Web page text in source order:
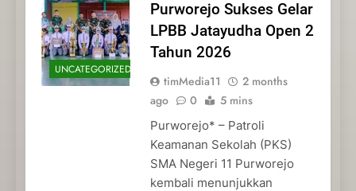
UNCATEGORIZED
Purworejo Sukses Gelar
LPBB Jatayudha Open 2
Tahun 2026
timMedia11
2 months
ago
0 5 mins
Purworejo* – Patroli
Keamanan Sekolah (PKS)
SMA Negeri 11 Purworejo
kembali menunjukkan